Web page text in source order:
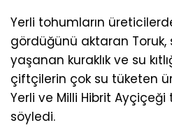
Yerli tohumların
gördüğünü aktaran
yaşanan kuraklık ve su
çiftçilerin çok su tüketen
Yerli ve Milli Hibrit
söyledi.